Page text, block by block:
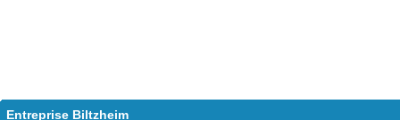
Entreprise Biltzheim